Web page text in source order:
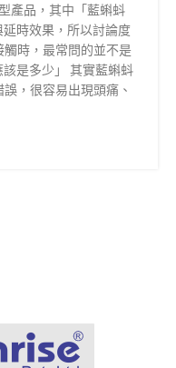
產品，其中「藍蝌蚪
時效果，所以討論度
時，最常問的並不是
是多少」 其實藍蝌蚪
，很容易出現頭痛、